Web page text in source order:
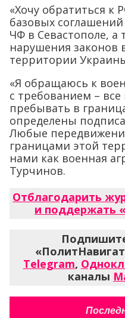
«Хочу обратиться к
базовых
ЧФ в Севастополе, а
нарушения
территории
«Я обращаюсь к
с требованием –
пребывать в
определены
Любые
границами этой
нами как военная
Турчинов.
Отблагодарить
и поддержать
Telegram,
каналы